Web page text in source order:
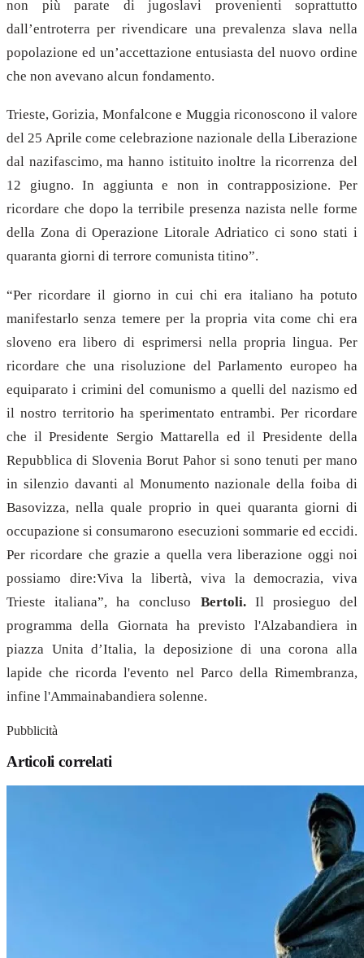
non più parate di jugoslavi provenienti soprattutto
dall’entroterra per rivendicare una prevalenza slava nella
popolazione ed un’accettazione entusiasta del nuovo ordine
che non avevano alcun fondamento.
Trieste, Gorizia, Monfalcone e Muggia riconoscono il valore
del 25 Aprile come celebrazione nazionale della Liberazione
dal nazifascimo, ma hanno istituito inoltre la ricorrenza del
12 giugno. In aggiunta e non in contrapposizione. Per
ricordare che dopo la terribile presenza nazista nelle forme
della Zona di Operazione Litorale Adriatico ci sono stati i
quaranta giorni di terrore comunista titino”.
“Per ricordare il giorno in cui chi era italiano ha potuto
manifestarlo senza temere per la propria vita come chi era
sloveno era libero di esprimersi nella propria lingua. Per
ricordare che una risoluzione del Parlamento europeo ha
equiparato i crimini del comunismo a quelli del nazismo ed
il nostro territorio ha sperimentato entrambi. Per ricordare
che il Presidente Sergio Mattarella ed il Presidente della
Repubblica di Slovenia Borut Pahor si sono tenuti per mano
in silenzio davanti al Monumento nazionale della foiba di
Basovizza, nella quale proprio in quei quaranta giorni di
occupazione si consumarono esecuzioni sommarie ed eccidi.
Per ricordare che grazie a quella vera liberazione oggi noi
possiamo dire:Viva la libertà, viva la democrazia, viva
Trieste italiana”, ha concluso Bertoli. Il prosieguo del
programma della Giornata ha previsto l'Alzabandiera in
piazza Unita d’Italia, la deposizione di una corona alla
lapide che ricorda l'evento nel Parco della Rimembranza,
infine l'Ammainabandiera solenne.
Pubblicità
Articoli correlati